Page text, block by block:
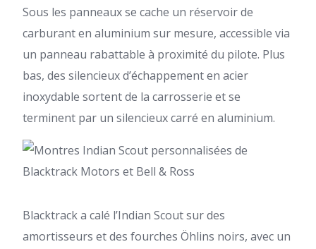
Sous les panneaux se cache un réservoir de
carburant en aluminium sur mesure, accessible via
un panneau rabattable à proximité du pilote. Plus
bas, des silencieux d’échappement en acier
inoxydable sortent de la carrosserie et se
terminent par un silencieux carré en aluminium.
Blacktrack a calé l’Indian Scout sur des
amortisseurs et des fourches Öhlins noirs, avec un